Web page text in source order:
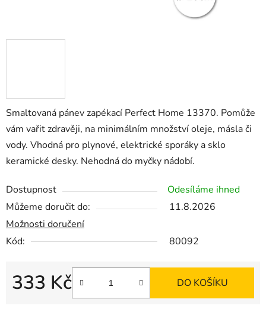
Smaltovaná pánev zapékací Perfect Home 13370. Pomůže
vám vařit zdravěji, na minimálním množství oleje, másla či
vody. Vhodná pro plynové, elektrické sporáky a sklo
keramické desky. Nehodná do myčky nádobí.
Dostupnost
Odesíláme ihned
Můžeme doručit do:
11.8.2026
Možnosti doručení
Kód:
80092
333 Kč DO KOŠÍKU